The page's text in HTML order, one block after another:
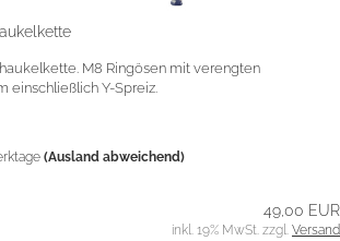
M8 Ringösen mit verengten
einschließlich Y-Spreiz.
(Ausland abweichend)
49,00 EUR
inkl. 19% MwSt. zzgl. Versand